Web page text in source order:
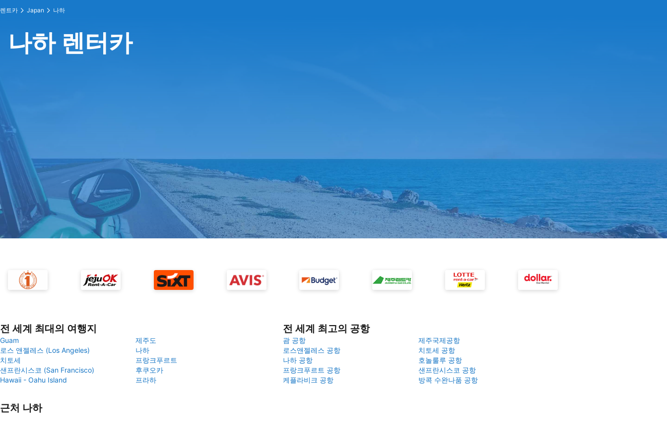
렌트카 Japan 나하
나하 렌터카
전 세계 최대의 여행지
Guam
제주도
로스 앤젤레스 (Los Angeles)
나하
치토세
프랑크푸르트
샌프란시스코 (San Francisco)
후쿠오카
Hawaii - Oahu Island
프라하
전 세계 최고의 공항
괌 공항
제주국제공항
로스앤젤레스 공항
치토세 공항
나하 공항
호놀룰루 공항
프랑크푸르트 공항
샌프란시스코 공항
케플라비크 공항
방콕 수완나품 공항
근처 나하